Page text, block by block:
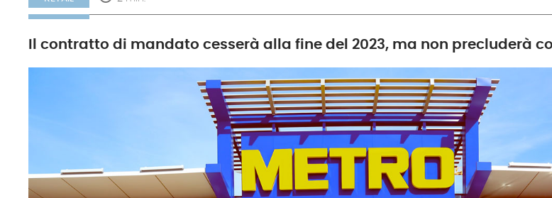
Il contratto di mandato cesserà alla fine del 2023, ma non precluderà